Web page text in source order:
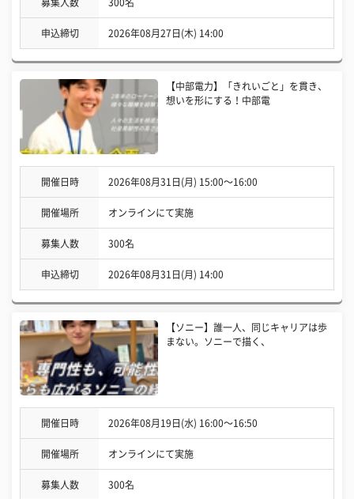
募集人数 300名
申込締切 2026年08月27日(木) 14:00
【中部電力】「きれいごと」を貫き、
想いを形にする！中部電
開催日時 2026年08月31日(月) 15:00〜16:00
開催場所 オンラインにて実施
募集人数 300名
申込締切 2026年08月31日(月) 14:00
【ソニー】誰一人、同じキャリアは歩
まない。ソニーで描く、
開催日時 2026年08月19日(水) 16:00〜16:50
開催場所 オンラインにて実施
募集人数 300名